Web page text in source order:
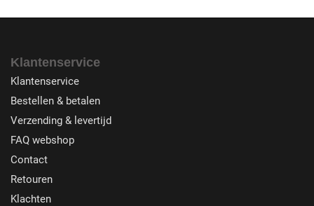
Klantenservice
Klantenservice
Bestellen & betalen
Verzending & levertijd
FAQ webshop
Contact
Retouren
Klachten